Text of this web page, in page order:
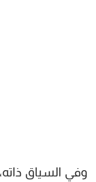
وفي السياق